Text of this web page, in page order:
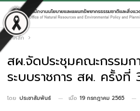
หน้าหลัก
สผ.จัดประชุมคณะกรรม
ระบบราชการ สผ. ครั้งที่
โดย ประชาสัมพันธ์ เมื่อ 19 กรกฎาคม 2565